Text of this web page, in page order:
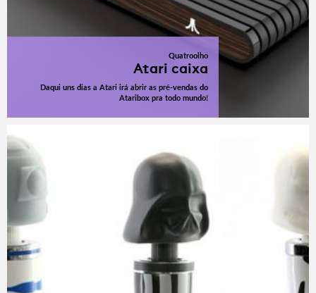
Quatroolho
Atari caixa
Daqui uns dias a Atari irá abrir as pré-vendas do
Ataribox pra todo mundo!